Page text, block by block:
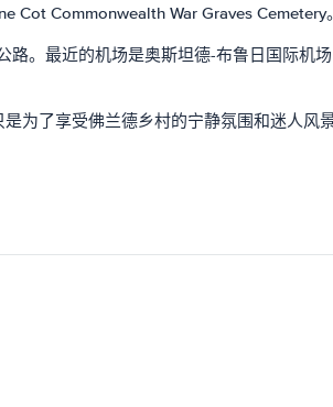
Cot Commonwealth War Graves Cemetery。
路。最近的机场是奥斯坦德-布鲁日国际
为了享受佛兰德乡村的宁静氛围和迷人